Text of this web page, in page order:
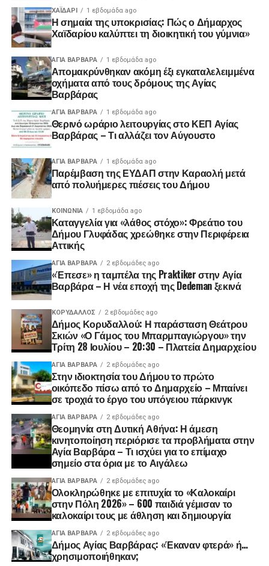
ΧΑΪΔΑΡΙ 1 εβδομάδα ago
Η σημαία της υποκρισίας: Πώς ο Δήμαρχος
Χαϊδαρίου καλύπτει τη διοικητική του γύμνια»
ΑΓΙΑ ΒΑΡΒΑΡΑ 1 εβδομάδα ago
Απομακρύνθηκαν ακόμη έξι εγκαταλελειμμένα
οχήματα από τους δρόμους της Αγίας
Βαρβάρας
ΑΓΙΑ ΒΑΡΒΑΡΑ 1 εβδομάδα ago
Θερινό ωράριο λειτουργίας στο ΚΕΠ Αγίας
Βαρβάρας – Τι αλλάζει τον Αύγουστο
ΑΓΙΑ ΒΑΡΒΑΡΑ 1 εβδομάδα ago
Παρέμβαση της ΕΥΔΑΠ στην Καραολή μετά
από πολυήμερες πιέσεις του Δήμου
ΚΟΙΝΩΝΊΑ 1 εβδομάδα ago
Καταγγελία για «λάθος στόχο»: Φρεάτιο του
Δήμου Γλυφάδας χρεώθηκε στην Περιφέρεια
Αττικής
ΑΓΙΑ ΒΑΡΒΑΡΑ 2 εβδομάδες ago
«Έπεσε» η ταμπέλα της Praktiker στην Αγία
Βαρβάρα – Η νέα εποχή της Dedeman ξεκινά
ΚΟΡΥΔΑΛΛΟΣ 2 εβδομάδες ago
Δήμος Κορυδαλλού: Η παράσταση Θεάτρου
Σκιών «Ο Γάμος του Μπαρμπαγιώργου» την
Τρίτη 28 Ιουλίου – 20:30 – Πλατεία Δημαρχείου
ΑΓΙΑ ΒΑΡΒΑΡΑ 2 εβδομάδες ago
Στην ιδιοκτησία του Δήμου το πρώτο
οικόπεδο πίσω από το Δημαρχείο – Μπαίνει
σε τροχιά το έργο του υπόγειου πάρκινγκ
ΑΓΙΑ ΒΑΡΒΑΡΑ 2 εβδομάδες ago
Θεομηνία στη Δυτική Αθήνα: Η άμεση
κινητοποίηση περιόρισε τα προβλήματα στην
Αγία Βαρβάρα – Τι ισχύει για το επίμαχο
σημείο στα όρια με το Αιγάλεω
ΑΓΙΑ ΒΑΡΒΑΡΑ 2 εβδομάδες ago
Ολοκληρώθηκε με επιτυχία το «Καλοκαίρι
στην Πόλη 2026» – 600 παιδιά γέμισαν το
καλοκαίρι τους με άθληση και δημιουργία
ΑΓΙΑ ΒΑΡΒΑΡΑ 2 εβδομάδες ago
Δήμος Αγίας Βαρβάρας: «Έκαναν φτερά» ή…
χρησιμοποιήθηκαν;